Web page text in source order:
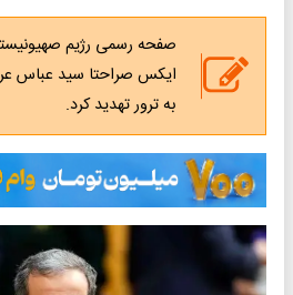
صفحه رسمی رژیم
ایکس صراحتا سید عباس
به ترور تهدید کرد.